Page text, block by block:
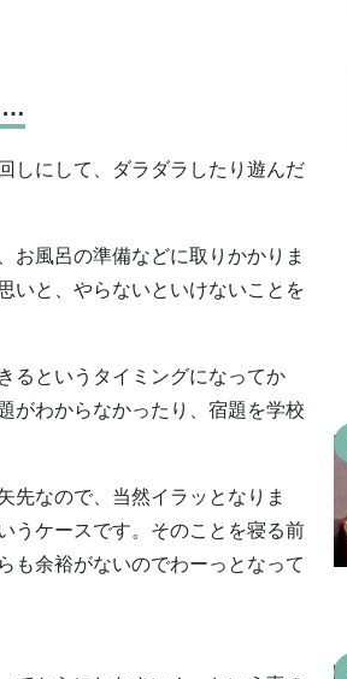
しにして、ダラダラしたり遊んだ
お風呂の準備などに取りかかりま
いと、やらないといけないことを
るというタイミングになってか
がわからなかったり、宿題を学校
先なので、当然イラッとなりま
うケースです。そのことを寝る前
も余裕がないのでわーっとなって